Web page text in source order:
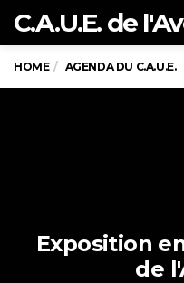
C.A.U.E. de
HOME AGENDA DU C.A.U.E.
Exposition
de